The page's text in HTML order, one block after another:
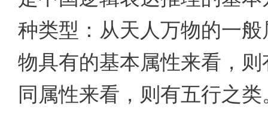
种类型：从天人万物的一
物具有的基本属性来看，
同属性来看，则有五行之